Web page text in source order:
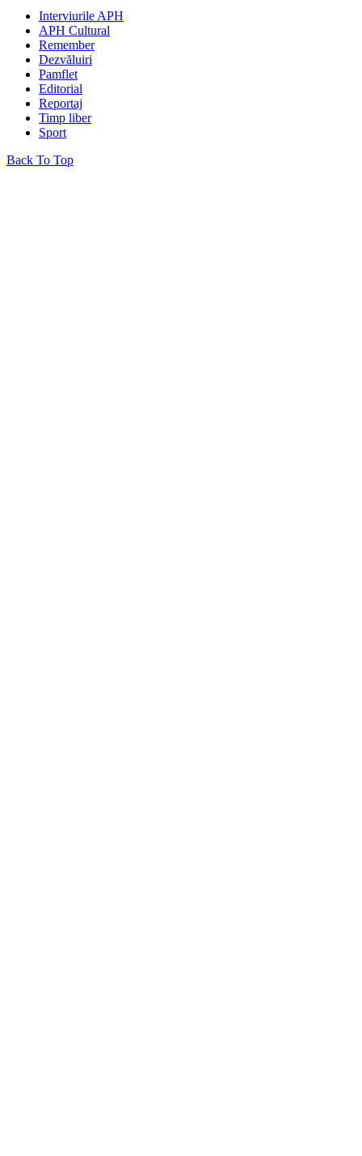
Interviurile APH
APH Cultural
Remember
Dezvăluiri
Pamflet
Editorial
Reportaj
Timp liber
Sport
Back To Top